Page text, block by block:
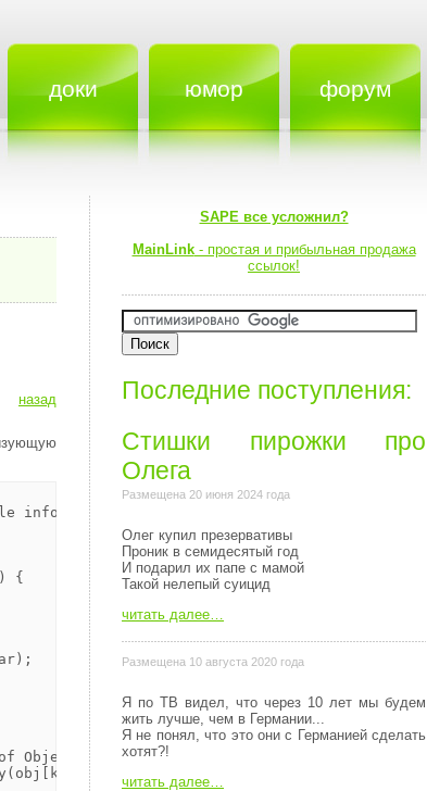
доки юмор форум
назад
about a variable
{
Object) {
cur_depth+1, pad_val, pad_char);
SAPE все усложнил?
MainLink- простая и прибыльная продажа
ссылок!
Последние поступления:
Стишки пирожки про
Олега⁠⁠
Размещена 20 июня 2024 года
Олег купил презервативы
Проник в семидесятый год
И подарил их папе с мамой
Такой нелепый суицид
читать далее…
Размещена 10 августа 2020 года
Я по ТВ видел, что через 10 лет мы будем
жить лучше, чем в Германии...
Я не понял, что это они с Германией сделать
хотят?!
читать далее…